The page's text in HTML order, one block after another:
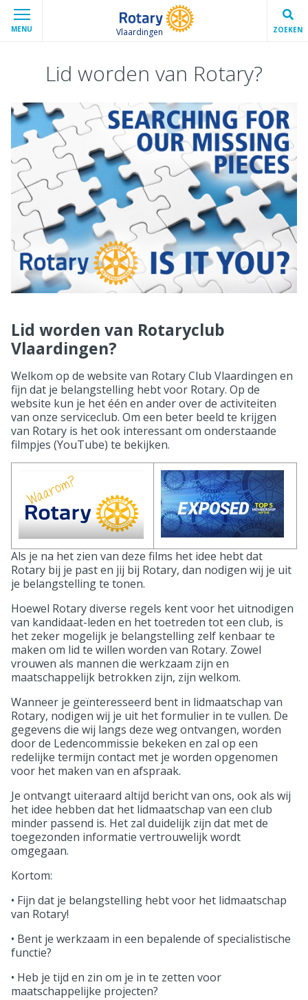
MENU Vlaardingen ZOEKEN
Lid worden van Rotary?
Lid worden van Rotaryclub
Vlaardingen?
Welkom op de website van Rotary Club Vlaardingen en
fijn dat je belangstelling hebt voor Rotary. Op de
website kun je het één en ander over de activiteiten
van onze serviceclub. Om een beter beeld te krijgen
van Rotary is het ook interessant om onderstaande
filmpjes (YouTube) te bekijken.
Als je na het zien van deze films het idee hebt dat
Rotary bij je past en jij bij Rotary, dan nodigen wij je uit
je belangstelling te tonen.
Hoewel Rotary diverse regels kent voor het uitnodigen
van kandidaat-leden en het toetreden tot een club, is
het zeker mogelijk je belangstelling zelf kenbaar te
maken om lid te willen worden van Rotary. Zowel
vrouwen als mannen die werkzaam zijn en
maatschappelijk betrokken zijn, zijn welkom.
Wanneer je geïnteresseerd bent in lidmaatschap van
Rotary, nodigen wij je uit het formulier in te vullen. De
gegevens die wij langs deze weg ontvangen, worden
door de Ledencommissie bekeken en zal op een
redelijke termijn contact met je worden opgenomen
voor het maken van en afspraak.
Je ontvangt uiteraard altijd bericht van ons, ook als wij
het idee hebben dat het lidmaatschap van een club
minder passend is. Het zal duidelijk zijn dat met de
toegezonden informatie vertrouwelijk wordt
omgegaan.
Kortom:
• Fijn dat je belangstelling hebt voor het lidmaatschap
van Rotary!
• Bent je werkzaam in een bepalende of specialistische
functie?
• Heb je tijd en zin om je in te zetten voor
maatschappelijke projecten?